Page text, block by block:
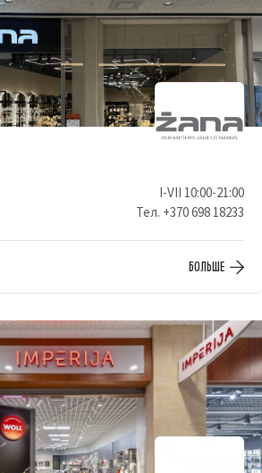
I-VII 10:00-21:00
Тел. +370 698 18233
БОЛЬШЕ